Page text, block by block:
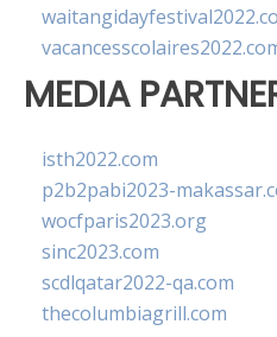
MEDIA
isth2022.com
p2b2pabi2023-
wocfparis2023.org
sinc2023.com
scdlqatar2022-qa.com
thecolumbiagrill.com